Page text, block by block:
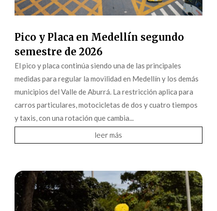
Pico y Placa en Medellín segundo
semestre de 2026
El pico y placa continúa siendo una de las principales
medidas para regular la movilidad en Medellín y los demás
municipios del Valle de Aburrá. La restricción aplica para
carros particulares, motocicletas de dos y cuatro tiempos
y taxis, con una rotación que cambia...
leer más